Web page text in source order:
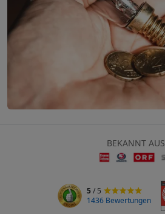
BEKANNT AUS
5/ 5
1436 Bewertungen